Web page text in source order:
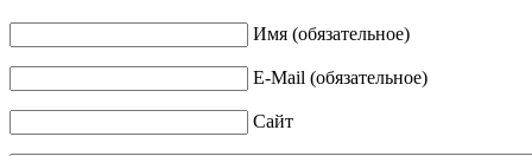
Имя (обязательное)
E-Mail (обязательное)
Сайт